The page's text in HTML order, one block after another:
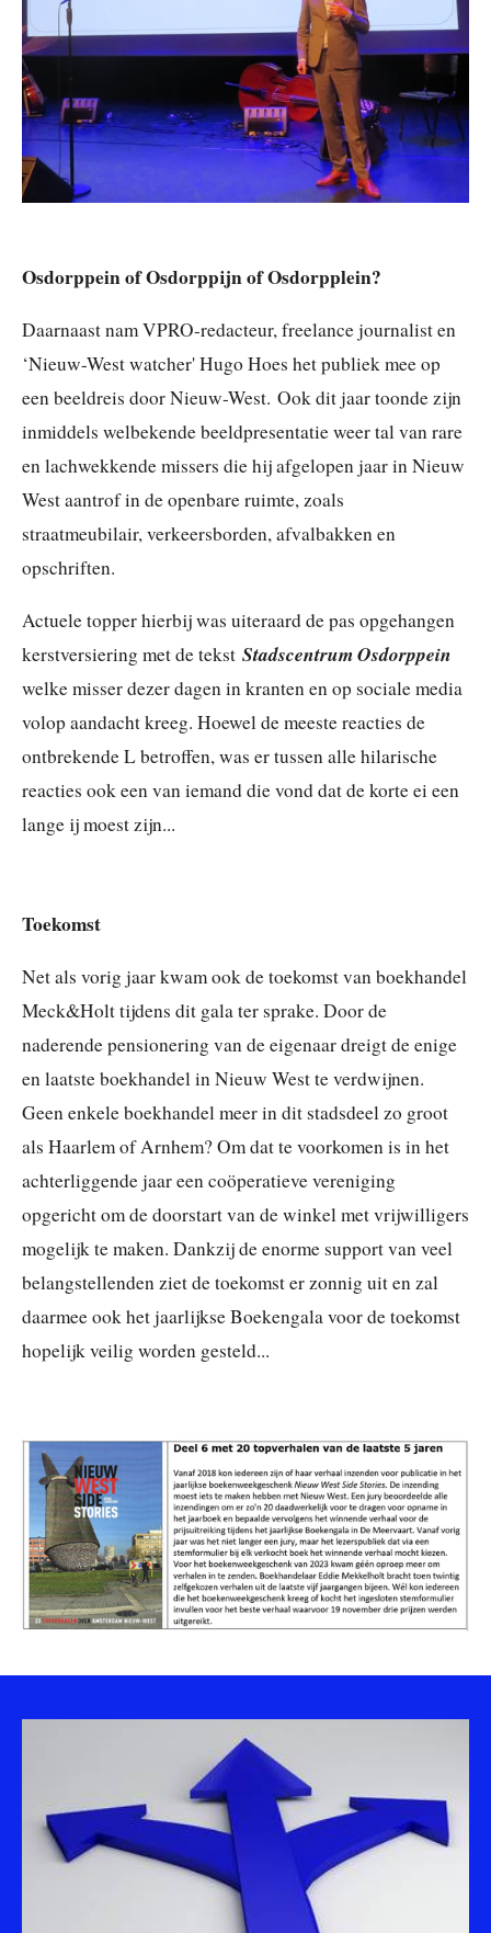
Osdorppein of Osdorppijn of Osdorpplein?
Daarnaast nam VPRO-redacteur, freelance journalist en
‘Nieuw-West watcher' Hugo Hoes het publiek mee op
een beeldreis door Nieuw-West. Ook dit jaar toonde zijn
inmiddels welbekende beeldpresentatie weer tal van rare
en lachwekkende missers die hij afgelopen jaar in Nieuw
West aantrof in de openbare ruimte, zoals
straatmeubilair, verkeersborden, afvalbakken en
opschriften.
Actuele topper hierbij was uiteraard de pas opgehangen
kerstversiering met de tekst Stadscentrum Osdorppein
welke misser dezer dagen in kranten en op sociale media
volop aandacht kreeg. Hoewel de meeste reacties de
ontbrekende L betroffen, was er tussen alle hilarische
reacties ook een van iemand die vond dat de korte ei een
lange ij moest zijn...
Toekomst
Net als vorig jaar kwam ook de toekomst van boekhandel
Meck&Holt tijdens dit gala ter sprake. Door de
naderende pensionering van de eigenaar dreigt de enige
en laatste boekhandel in Nieuw West te verdwijnen.
Geen enkele boekhandel meer in dit stadsdeel zo groot
als Haarlem of Arnhem? Om dat te voorkomen is in het
achterliggende jaar een coöperatieve vereniging
opgericht om de doorstart van de winkel met vrijwilligers
mogelijk te maken. Dankzij de enorme support van veel
belangstellenden ziet de toekomst er zonnig uit en zal
daarmee ook het jaarlijkse Boekengala voor de toekomst
hopelijk veilig worden gesteld...